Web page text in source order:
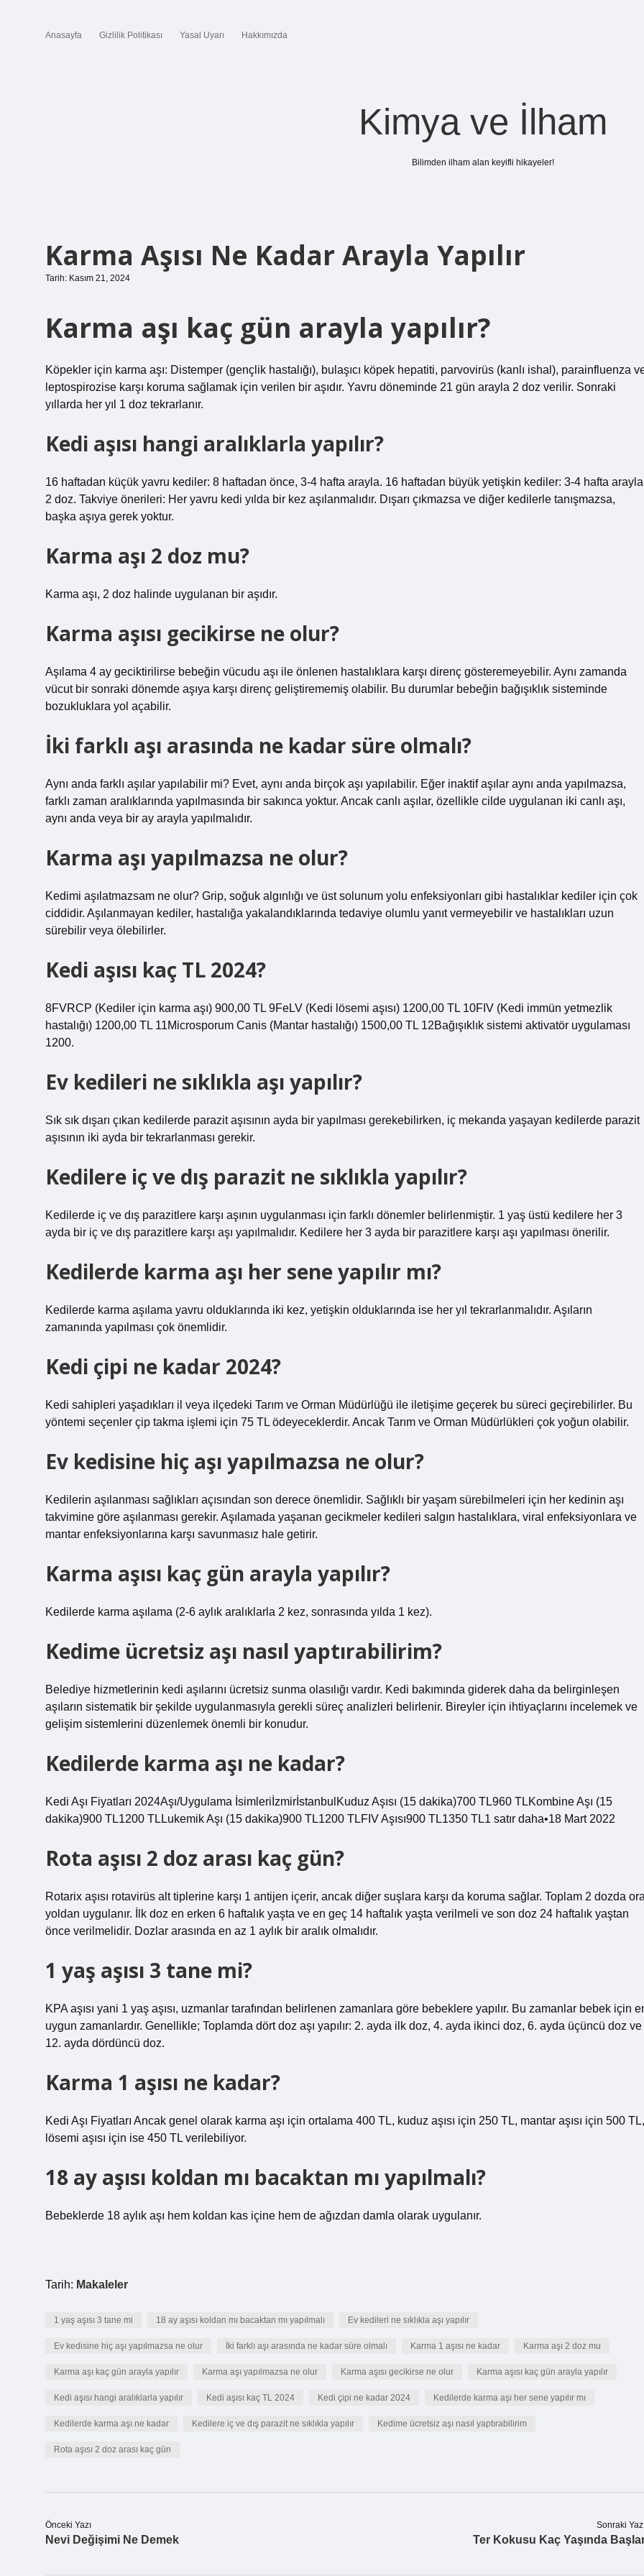
Anasayfa Gizlilik Politikası Yasal Uyarı Hakkımızda
Kimya ve İlham
Bilimden ilham alan keyifli hikayeler!
Karma Aşısı Ne Kadar Arayla Yapılır
Tarih: Kasım 21, 2024
Karma aşı kaç gün arayla yapılır?
Köpekler için karma aşı: Distemper (gençlik hastalığı), bulaşıcı köpek hepatiti, parvovirüs (kanlı ishal), parainfluenza
leptospirozise karşı koruma sağlamak için verilen bir aşıdır. Yavru döneminde 21 gün arayla 2 doz verilir. Sonraki
yıllarda her yıl 1 doz tekrarlanır.
Kedi aşısı hangi aralıklarla yapılır?
16 haftadan küçük yavru kediler: 8 haftadan önce, 3-4 hafta arayla. 16 haftadan büyük yetişkin kediler: 3-4 hafta arayla
2 doz. Takviye önerileri: Her yavru kedi yılda bir kez aşılanmalıdır. Dışarı çıkmazsa ve diğer kedilerle tanışmazsa,
başka aşıya gerek yoktur.
Karma aşı 2 doz mu?
Karma aşı, 2 doz halinde uygulanan bir aşıdır.
Karma aşısı gecikirse ne olur?
Aşılama 4 ay geciktirilirse bebeğin vücudu aşı ile önlenen hastalıklara karşı direnç gösteremeyebilir. Aynı zamanda
vücut bir sonraki dönemde aşıya karşı direnç geliştirememiş olabilir. Bu durumlar bebeğin bağışıklık sisteminde
bozukluklara yol açabilir.
İki farklı aşı arasında ne kadar süre olmalı?
Aynı anda farklı aşılar yapılabilir mi? Evet, aynı anda birçok aşı yapılabilir. Eğer inaktif aşılar aynı anda yapılmazsa,
farklı zaman aralıklarında yapılmasında bir sakınca yoktur. Ancak canlı aşılar, özellikle cilde uygulanan iki canlı aşı,
aynı anda veya bir ay arayla yapılmalıdır.
Karma aşı yapılmazsa ne olur?
Kedimi aşılatmazsam ne olur? Grip, soğuk algınlığı ve üst solunum yolu enfeksiyonları gibi hastalıklar kediler için çok
ciddidir. Aşılanmayan kediler, hastalığa yakalandıklarında tedaviye olumlu yanıt vermeyebilir ve hastalıkları uzun
sürebilir veya ölebilirler.
Kedi aşısı kaç TL 2024?
8FVRCP (Kediler için karma aşı) 900,00 TL 9FeLV (Kedi lösemi aşısı) 1200,00 TL 10FIV (Kedi immün yetmezlik
hastalığı) 1200,00 TL 11Microsporum Canis (Mantar hastalığı) 1500,00 TL 12Bağışıklık sistemi aktivatör uygulaması
1200.
Ev kedileri ne sıklıkla aşı yapılır?
Sık sık dışarı çıkan kedilerde parazit aşısının ayda bir yapılması gerekebilirken, iç mekanda yaşayan kedilerde parazit
aşısının iki ayda bir tekrarlanması gerekir.
Kedilere iç ve dış parazit ne sıklıkla yapılır?
Kedilerde iç ve dış parazitlere karşı aşının uygulanması için farklı dönemler belirlenmiştir. 1 yaş üstü kedilere her 3
ayda bir iç ve dış parazitlere karşı aşı yapılmalıdır. Kedilere her 3 ayda bir parazitlere karşı aşı yapılması önerilir.
Kedilerde karma aşı her sene yapılır mı?
Kedilerde karma aşılama yavru olduklarında iki kez, yetişkin olduklarında ise her yıl tekrarlanmalıdır. Aşıların
zamanında yapılması çok önemlidir.
Kedi çipi ne kadar 2024?
Kedi sahipleri yaşadıkları il veya ilçedeki Tarım ve Orman Müdürlüğü ile iletişime geçerek bu süreci geçirebilirler. Bu
yöntemi seçenler çip takma işlemi için 75 TL ödeyeceklerdir. Ancak Tarım ve Orman Müdürlükleri çok yoğun olabilir.
Ev kedisine hiç aşı yapılmazsa ne olur?
Kedilerin aşılanması sağlıkları açısından son derece önemlidir. Sağlıklı bir yaşam sürebilmeleri için her kedinin aşı
takvimine göre aşılanması gerekir. Aşılamada yaşanan gecikmeler kedileri salgın hastalıklara, viral enfeksiyonlara ve
mantar enfeksiyonlarına karşı savunmasız hale getirir.
Karma aşısı kaç gün arayla yapılır?
Kedilerde karma aşılama (2-6 aylık aralıklarla 2 kez, sonrasında yılda 1 kez).
Kedime ücretsiz aşı nasıl yaptırabilirim?
Belediye hizmetlerinin kedi aşılarını ücretsiz sunma olasılığı vardır. Kedi bakımında giderek daha da belirginleşen
aşıların sistematik bir şekilde uygulanmasıyla gerekli süreç analizleri belirlenir. Bireyler için ihtiyaçlarını incelemek ve
gelişim sistemlerini düzenlemek önemli bir konudur.
Kedilerde karma aşı ne kadar?
Kedi Aşı Fiyatları 2024Aşı/Uygulama İsimleriİzmirİstanbulKuduz Aşısı (15 dakika)700 TL960 TLKombine Aşı (15
dakika)900 TL1200 TLLukemik Aşı (15 dakika)900 TL1200 TLFIV Aşısı900 TL1350 TL1 satır daha•18 Mart 2022
Rota aşısı 2 doz arası kaç gün?
Rotarix aşısı rotavirüs alt tiplerine karşı 1 antijen içerir, ancak diğer suşlara karşı da koruma sağlar. Toplam 2 dozda
yoldan uygulanır. İlk doz en erken 6 haftalık yaşta ve en geç 14 haftalık yaşta verilmeli ve son doz 24 haftalık yaştan
önce verilmelidir. Dozlar arasında en az 1 aylık bir aralık olmalıdır.
1 yaş aşısı 3 tane mi?
KPA aşısı yani 1 yaş aşısı, uzmanlar tarafından belirlenen zamanlara göre bebeklere yapılır. Bu zamanlar bebek için
uygun zamanlardır. Genellikle; Toplamda dört doz aşı yapılır: 2. ayda ilk doz, 4. ayda ikinci doz, 6. ayda üçüncü doz ve
12. ayda dördüncü doz.
Karma 1 aşısı ne kadar?
Kedi Aşı Fiyatları Ancak genel olarak karma aşı için ortalama 400 TL, kuduz aşısı için 250 TL, mantar aşısı için 500 TL,
lösemi aşısı için ise 450 TL verilebiliyor.
18 ay aşısı koldan mı bacaktan mı yapılmalı?
Bebeklerde 18 aylık aşı hem koldan kas içine hem de ağızdan damla olarak uygulanır.
Tarih: Makaleler
1 yaş aşısı 3 tane mi 18 ay aşısı koldan mı bacaktan mı yapılmalı Ev kedileri ne sıklıkla aşı yapılır
Ev kedisine hiç aşı yapılmazsa ne olur İki farklı aşı arasında ne kadar süre olmalı Karma 1 aşısı ne kadar Karma aşı 2 doz mu
Karma aşı kaç gün arayla yapılır Karma aşı yapılmazsa ne olur Karma aşısı gecikirse ne olur Karma aşısı kaç gün arayla yapılır
Kedi aşısı hangi aralıklarla yapılır Kedi aşısı kaç TL 2024 Kedi çipi ne kadar 2024 Kedilerde karma aşı her sene yapılır mı
Kedilerde karma aşı ne kadar Kedilere iç ve dış parazit ne sıklıkla yapılır Kedime ücretsiz aşı nasıl yaptırabilirim
Rota aşısı 2 doz arası kaç gün
Önceki Yazı
Nevi Değişimi Ne Demek
Sonraki
Ter Kokusu Kaç Yaşında